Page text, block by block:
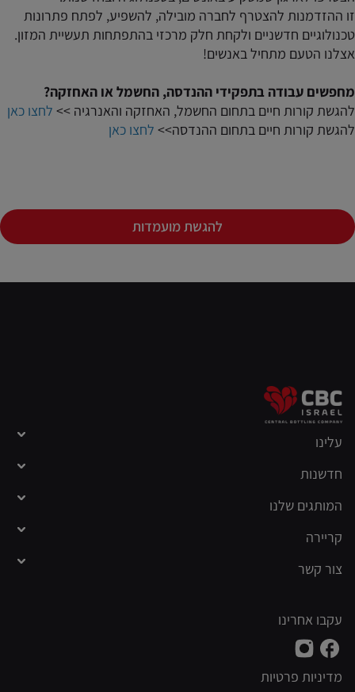
זו ההזדמנות להצטרף לחברה מובילה, להשפיע, לפתח פתרונות
טכנולוגיים חדשניים ולקחת חלק מרכזי בהתפתחות תעשיית המזון.
אצלנו הטעם מתחיל באנשים!
מחפשים עבודה בתפקידי ההנדסה, החשמל או האחזקה?
להגשת קורות חיים בתחום החשמל, האחזקה והאנרגיה >> לחצו כאן
להגשת קורות חיים בתחום ההנדסה>> לחצו כאן
להגשת מועמדות
עלינו
מי אנחנו
חדשנות
המותגים שלנו
קריירה
חיפוש משרה
צור קשר
ספקים
עקבו אחרינו
מדיניות פרטיות